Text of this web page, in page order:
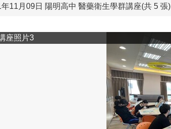
年11月09日 陽明高中 醫藥衛生學群講座(共 5 張)
座照片3